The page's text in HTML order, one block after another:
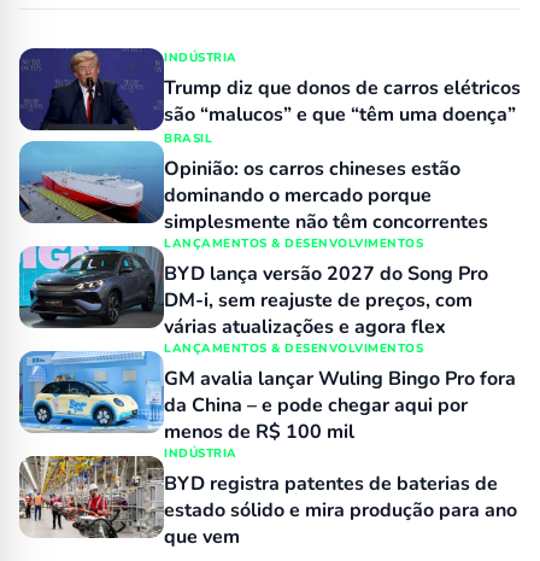
INDÚSTRIA
Trump diz que donos de carros elétricos
são “malucos” e que “têm uma doença”
BRASIL
Opinião: os carros chineses estão
dominando o mercado porque
simplesmente não têm concorrentes
LANÇAMENTOS & DESENVOLVIMENTOS
BYD lança versão 2027 do Song Pro
DM-i, sem reajuste de preços, com
várias atualizações e agora flex
LANÇAMENTOS & DESENVOLVIMENTOS
GM avalia lançar Wuling Bingo Pro fora
da China – e pode chegar aqui por
menos de R$ 100 mil
INDÚSTRIA
BYD registra patentes de baterias de
estado sólido e mira produção para ano
que vem